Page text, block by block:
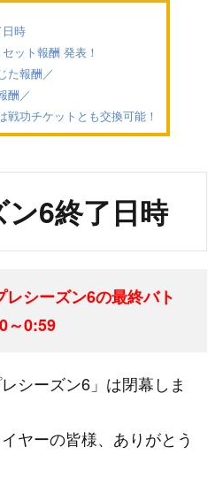
時
ット報酬 発表！
た報酬／
酬／
戦功チケットとも交換可能！
6終了日時
シーズン6の最終バト
～0:59
シーズン6」は閉幕しま
ヤーの皆様、ありがとう